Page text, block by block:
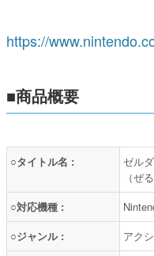
https://
■商品概要
○タイトル名 :
ゼル
（ぜ
○対応機種 :
○ジャンル :
アク